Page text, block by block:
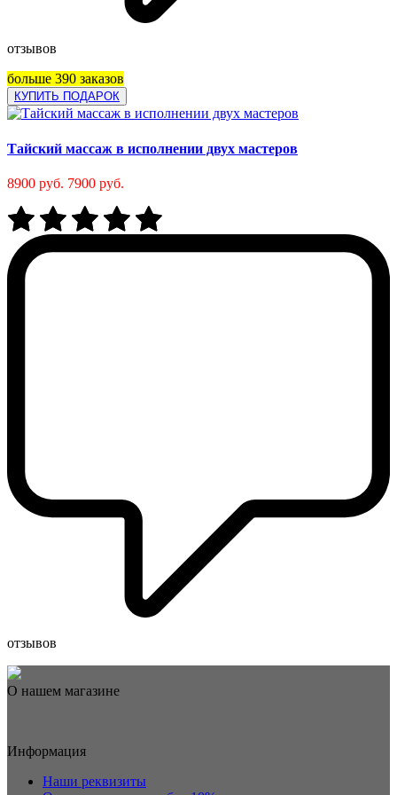
отзывов
больше 390 заказов
КУПИТЬ ПОДАРОК
Тайский массаж в исполнении двух мастеров
8900 руб. 7900 руб.
отзывов
О нашем магазине
Информация
Наши реквизиты